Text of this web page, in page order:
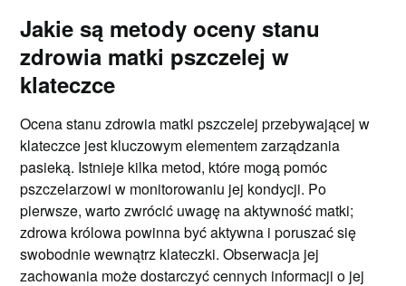
Jakie są metody oceny stanu
zdrowia matki pszczelej w
klateczce
Ocena stanu zdrowia matki pszczelej przebywającej w
klateczce jest kluczowym elementem zarządzania
pasieką. Istnieje kilka metod, które mogą pomóc
pszczelarzowi w monitorowaniu jej kondycji. Po
pierwsze, warto zwrócić uwagę na aktywność matki;
zdrowa królowa powinna być aktywna i poruszać się
swobodnie wewnątrz klateczki. Obserwacja jej
zachowania może dostarczyć cennych informacji o jej